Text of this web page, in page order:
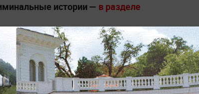
истории — в разделе